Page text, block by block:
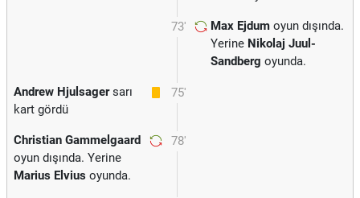
73' Max Ejdum oyun dışında.
Yerine Nikolaj Juul-
Sandberg oyunda.
75'
Andrew Hjulsagersarı
kart gördü
78'
Christian Gammelgaard
oyun dışında. Yerine
Marius Elvius oyunda.